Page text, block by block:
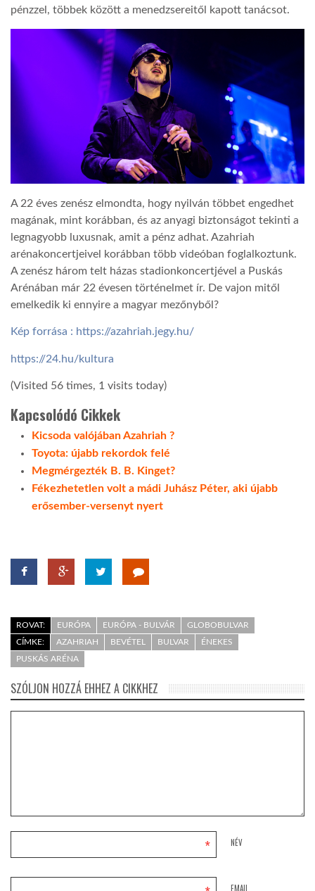
pénzzel, többek között a menedzsereitől kapott tanácsot.
A 22 éves zenész elmondta, hogy nyilván többet engedhet
magának, mint korábban, és az anyagi biztonságot tekinti a
legnagyobb luxusnak, amit a pénz adhat. Azahriah
arénakoncertjeivel korábban több videóban foglalkoztunk.
A zenész három telt házas stadionkoncertjével a Puskás
Arénában már 22 évesen történelmet ír. De vajon mitől
emelkedik ki ennyire a magyar mezőnyből?
Kép forrása : https://azahriah.jegy.hu/
https://24.hu/kultura
(Visited 56 times, 1 visits today)
Kapcsolódó Cikkek
Kicsoda valójában Azahriah ?
Toyota: újabb rekordok felé
Megmérgezték B. B. Kinget?
Fékezhetetlen volt a mádi Juhász Péter, aki újabb
erősember-versenyt nyert
ROVAT: EURÓPA EURÓPA - BULVÁR
GLOBOBULVAR
CÍMKE:
AZAHRIAH BEVÉTEL BULVAR
ÉNEKES
PUSKÁS ARÉNA
SZÓLJON HOZZÁ EHHEZ A CIKKHEZ
NÉV
*
EMAIL